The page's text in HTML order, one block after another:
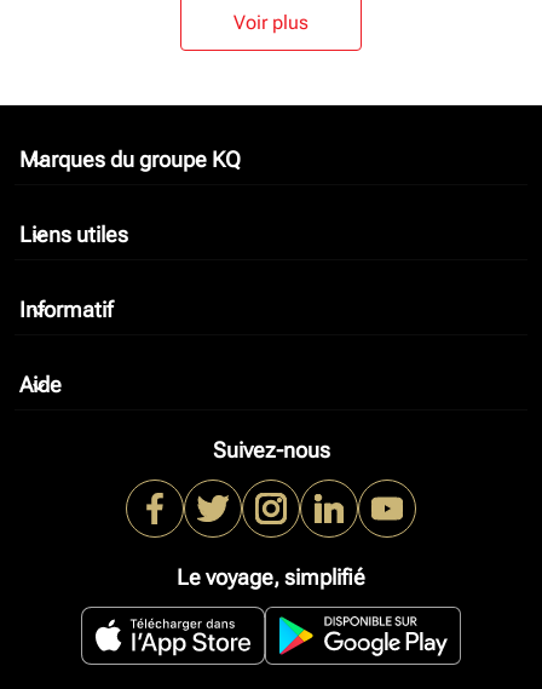
Voir plus
Marques du groupe KQ
keyboard_arrow_down
Liens utiles
keyboard_arrow_down
Informatif
keyboard_arrow_down
Aide
keyboard_arrow_down
Suivez-nous
Le voyage, simplifié